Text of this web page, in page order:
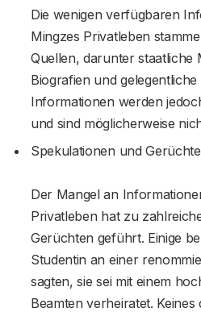
Die wenigen verfügbaren
Mingzes Privatleben
Quellen, darunter staatliche
Biografien und gelegentliche
Informationen werden
und sind möglicherweise
Spekulationen und Gerüchte
Der Mangel an
Privatleben hat zu
Gerüchten geführt. Einige
Studentin an einer
sagten, sie sei mit einem
Beamten verheiratet.